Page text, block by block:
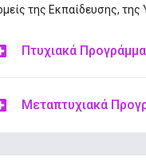
της Εκπαίδευσης, της
Πτυχιακά
Μεταπτυχιακά